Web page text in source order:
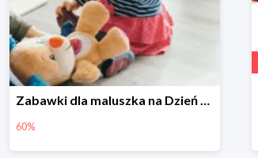
Zabawki dla maluszka na Dzień Dziecka na Allegro do -60%
60%